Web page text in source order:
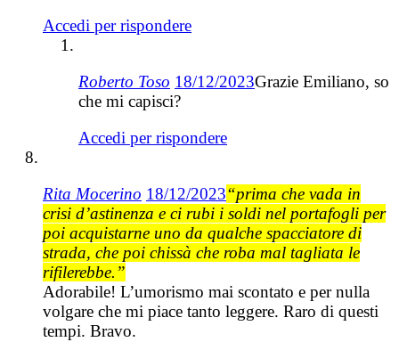
Accedi per rispondere
Roberto Toso 18/12/2023Grazie Emiliano, so
che mi capisci?
Accedi per rispondere
Rita Mocerino 18/12/2023“prima che vada in
crisi d’astinenza e ci rubi i soldi nel portafogli per
poi acquistarne uno da qualche spacciatore di
strada, che poi chissà che roba mal tagliata le
rifilerebbe.”
Adorabile! L’umorismo mai scontato e per nulla
volgare che mi piace tanto leggere. Raro di questi
tempi. Bravo.